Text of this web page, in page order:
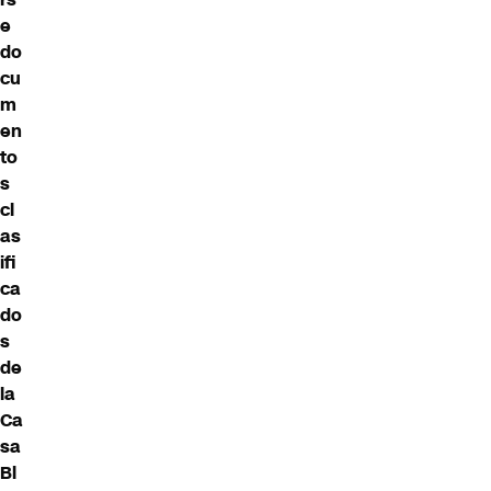
e
do
cu
m
en
to
s
cl
as
ifi
ca
do
s
de
la
Ca
sa
Bl